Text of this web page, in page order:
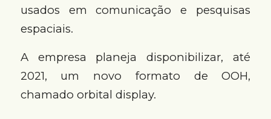
usados em comunicação e pesquisas
espaciais.
A empresa planeja disponibilizar, até
2021, um novo formato de OOH,
chamado orbital display.